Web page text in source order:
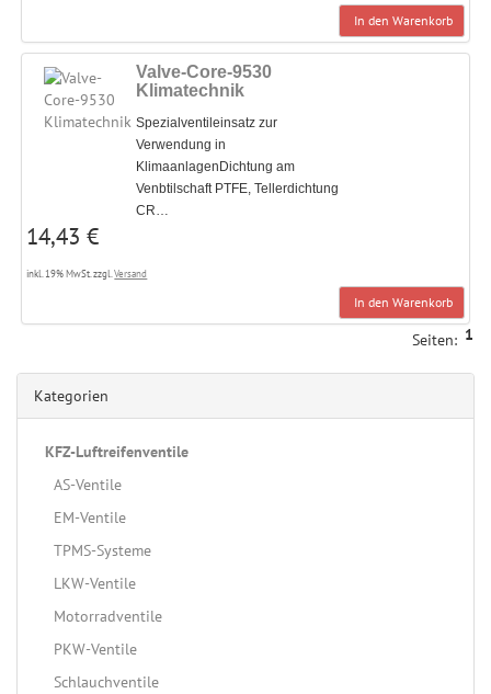
In den Warenkorb
Valve-Core-9530
Klimatechnik
Spezialventileinsatz zur
Verwendung in
KlimaanlagenDichtung am
Venbtilschaft PTFE, Tellerdichtung
CR…
14,43 €
inkl. 19% MwSt. zzgl.Versand
In den Warenkorb
1
Seiten:
Kategorien
KFZ-Luftreifenventile
AS-Ventile
EM-Ventile
TPMS-Systeme
LKW-Ventile
Motorradventile
PKW-Ventile
Schlauchventile